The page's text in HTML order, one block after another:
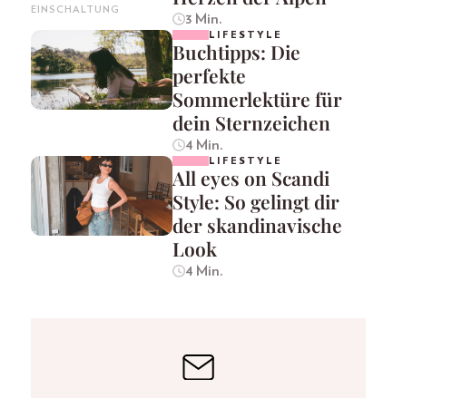
EINSCHALTUNG
3 Min.
LIFESTYLE
Buchtipps: Die
perfekte
Sommerlektüre für
dein Sternzeichen
4 Min.
LIFESTYLE
All eyes on Scandi
Style: So gelingt dir
der skandinavische
Look
4 Min.